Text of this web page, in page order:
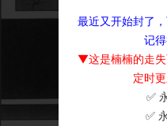
最近又开始封了
记
▼这是楠楠的走
定时
✅
✅